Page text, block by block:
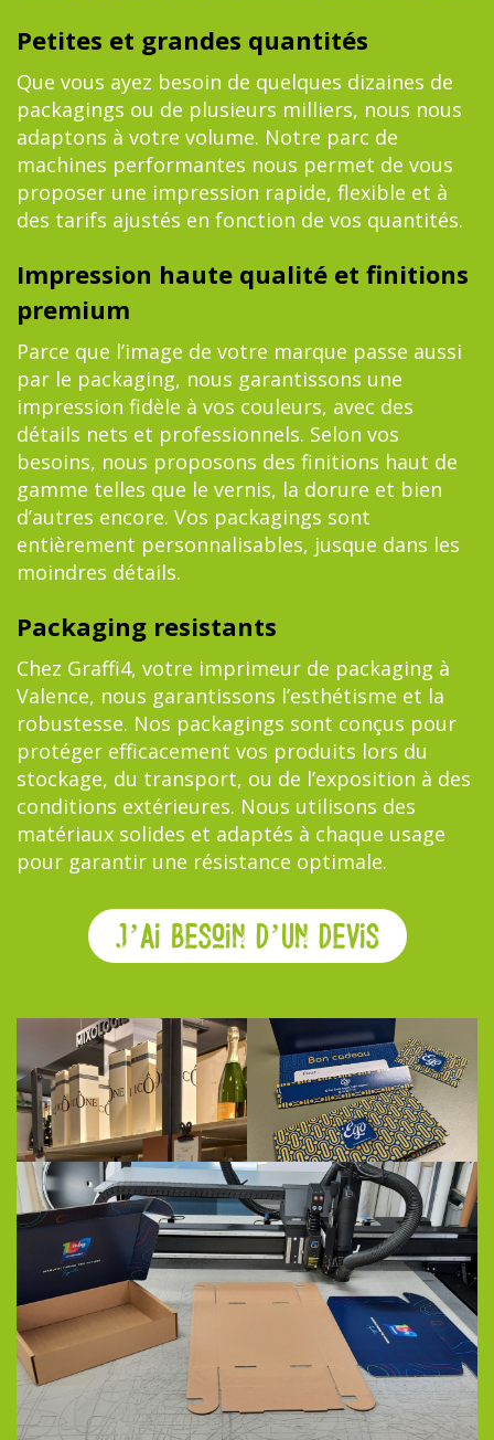
Petites et grandes quantités
Que vous ayez besoin de quelques dizaines de
packagings ou de plusieurs milliers, nous nous
adaptons à votre volume. Notre parc de
machines performantes nous permet de vous
proposer une impression rapide, flexible et à
des tarifs ajustés en fonction de vos quantités.
Impression haute qualité et finitions
premium
Parce que l’image de votre marque passe aussi
par le packaging, nous garantissons une
impression fidèle à vos couleurs, avec des
détails nets et professionnels. Selon vos
besoins, nous proposons des finitions haut de
gamme telles que le vernis, la dorure et bien
d’autres encore. Vos packagings sont
entièrement personnalisables, jusque dans les
moindres détails.
Packaging resistants
Chez Graffi4, votre imprimeur de packaging à
Valence, nous garantissons l’esthétisme et la
robustesse. Nos packagings sont conçus pour
protéger efficacement vos produits lors du
stockage, du transport, ou de l’exposition à des
conditions extérieures. Nous utilisons des
matériaux solides et adaptés à chaque usage
pour garantir une résistance optimale.
J’Ai bEsoin d’Un dEvis